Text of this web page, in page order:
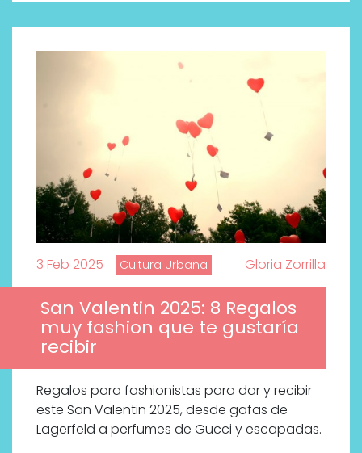
3 Feb 2025 Cultura Urbana Gloria Zorrilla
San Valentin 2025: 8 Regalos
muy fashion que te gustaría
recibir
Regalos para fashionistas para dar y recibir
este San Valentin 2025, desde gafas de
Lagerfeld a perfumes de Gucci y escapadas.